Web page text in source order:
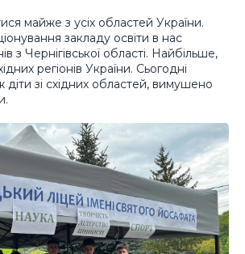
майже з усіх областей України.
закладу освіти в нас
з Чернігівської області. Найбільше,
регіонів України. Сьогодні
діти зі східних областей, вимушено